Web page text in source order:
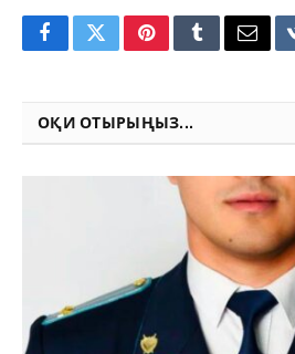
FacebookTwitterPinterestTumblrEmail
ОҚИ ОТЫРЫҢЫЗ...